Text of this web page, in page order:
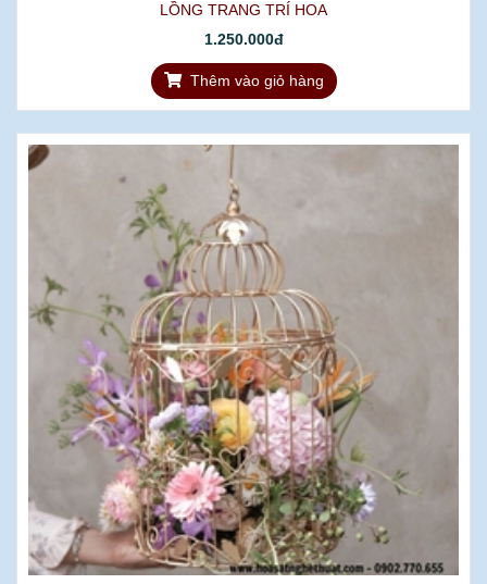
LỒNG TRANG TRÍ HOA
1.250.000đ
Thêm vào giỏ hàng